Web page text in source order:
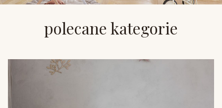
polecane kategorie